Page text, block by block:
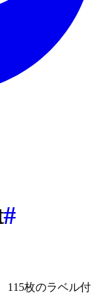
#
115枚のラベル付